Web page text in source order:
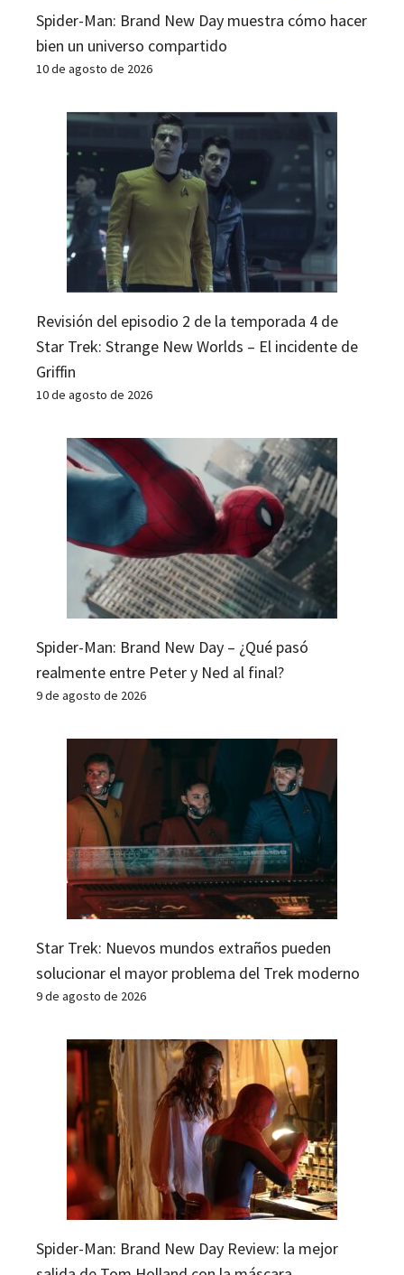
Spider-Man: Brand New Day muestra cómo hacer
bien un universo compartido
10 de agosto de 2026
Revisión del episodio 2 de la temporada 4 de
Star Trek: Strange New Worlds – El incidente de
Griffin
10 de agosto de 2026
Spider-Man: Brand New Day – ¿Qué pasó
realmente entre Peter y Ned al final?
9 de agosto de 2026
Star Trek: Nuevos mundos extraños pueden
solucionar el mayor problema del Trek moderno
9 de agosto de 2026
Spider-Man: Brand New Day Review: la mejor